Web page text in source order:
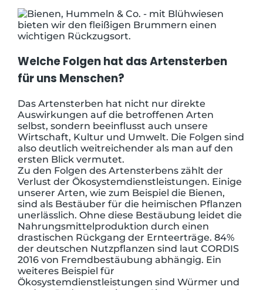
Welche Folgen hat das Artensterben
für uns Menschen?
Das Artensterben hat nicht nur direkte
Auswirkungen auf die betroffenen Arten
selbst, sondern beeinflusst auch unsere
Wirtschaft, Kultur und Umwelt. Die Folgen sind
also deutlich weitreichender als man auf den
ersten Blick vermutet.
Zu den Folgen des Artensterbens zählt der
Verlust der Ökosystemdienstleistungen. Einige
unserer Arten, wie zum Beispiel die Bienen,
sind als Bestäuber für die heimischen Pflanzen
unerlässlich. Ohne diese Bestäubung leidet die
Nahrungsmittelproduktion durch einen
drastischen Rückgang der Ernteerträge. 84%
der deutschen Nutzpflanzen sind laut CORDIS
2016 von Fremdbestäubung abhängig. Ein
weiteres Beispiel für
Ökosystemdienstleistungen sind Würmer und